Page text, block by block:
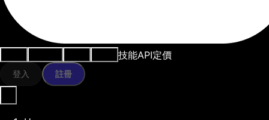
技能API定價
登入 註冊